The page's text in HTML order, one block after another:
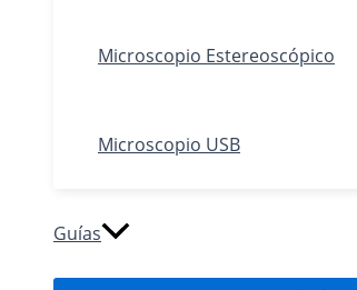
Microscopio Estereoscópico
Microscopio USB
Guías